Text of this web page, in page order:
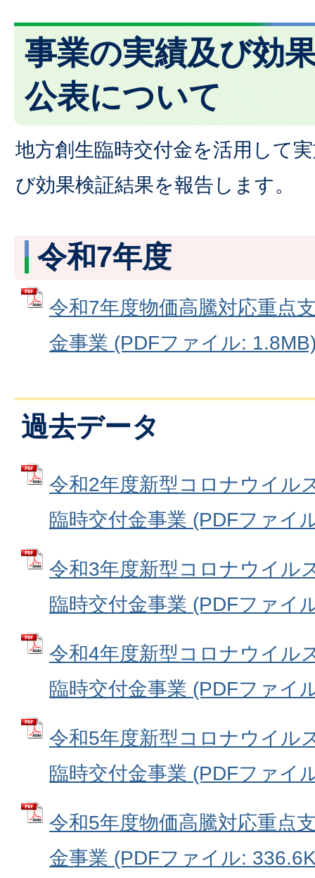
事業の実績及び効
公表について
地方創生臨時交付金を活用して
び効果検証結果を報告します。
令和7年度
令和7年度物価高騰対応重点
金事業 (PDFファイル:
過去データ
令和2年度新型コロナウイル
臨時交付金事業 (PDFファイ
令和3年度新型コロナウイル
臨時交付金事業 (PDFファイ
令和4年度新型コロナウイル
臨時交付金事業 (PDFファイ
令和5年度新型コロナウイル
臨時交付金事業 (PDFファイ
令和5年度物価高騰対応重点
金事業 (PDFファイル: